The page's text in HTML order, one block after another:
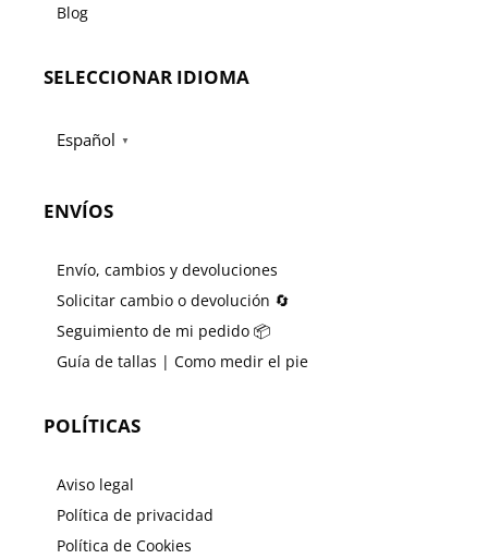
Blog
SELECCIONAR IDIOMA
Español ▼
ENVÍOS
Envío, cambios y devoluciones
Solicitar cambio o devolución 🔄
Seguimiento de mi pedido 📦
Guía de tallas | Como medir el pie
POLÍTICAS
Aviso legal
Política de privacidad
Política de Cookies